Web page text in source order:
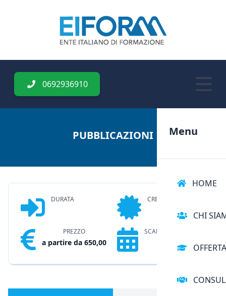
0692936910
Menu
HOME
CHI
PUBBLICAZIONI
DURATA CREDITI
PREZZO
a partire da 650,00
SCADENZA